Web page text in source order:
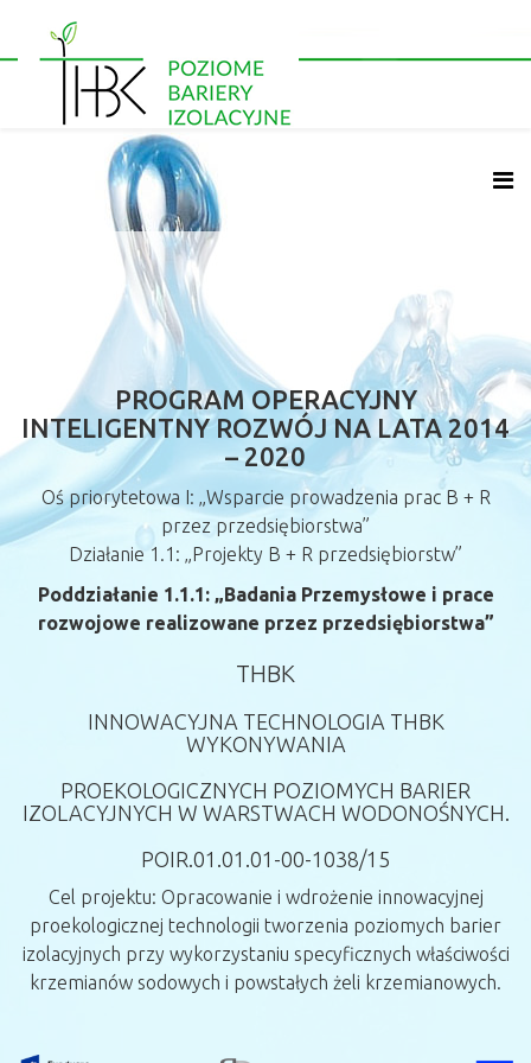
PROGRAM OPERACYJNY
INTELIGENTNY ROZWÓJ NA LATA 2014
– 2020
Oś priorytetowa I: „Wsparcie prowadzenia prac B + R
przez przedsiębiorstwa”
Działanie 1.1: „Projekty B + R przedsiębiorstw”
Poddziałanie 1.1.1: „Badania Przemysłowe i prace
rozwojowe realizowane przez przedsiębiorstwa”
THBK
INNOWACYJNA TECHNOLOGIA THBK
WYKONYWANIA
PROEKOLOGICZNYCH POZIOMYCH BARIER
IZOLACYJNYCH W WARSTWACH WODONOŚNYCH.
POIR.01.01.01-00-1038/15
Cel projektu: Opracowanie i wdrożenie innowacyjnej
proekologicznej technologii tworzenia poziomych barier
izolacyjnych przy wykorzystaniu specyficznych właściwości
krzemianów sodowych i powstałych żeli krzemianowych.